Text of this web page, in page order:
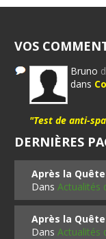
VOS
Bruno
dans
"Test de anti-
DERNIÈRES
Après la
DansActualités
Après la
DansActualités